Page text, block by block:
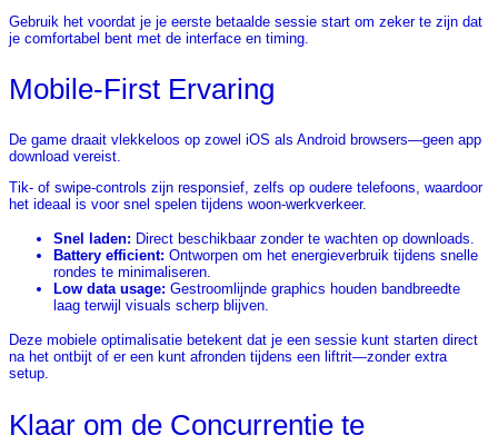
Gebruik het voordat je je eerste betaalde sessie start om zeker te zijn dat
je comfortabel bent met de interface en timing.
Mobile‑First Ervaring
De game draait vlekkeloos op zowel iOS als Android browsers—geen app
download vereist.
Tik- of swipe-controls zijn responsief, zelfs op oudere telefoons, waardoor
het ideaal is voor snel spelen tijdens woon-werkverkeer.
Snel laden: Direct beschikbaar zonder te wachten op downloads.
Battery efficient: Ontworpen om het energieverbruik tijdens snelle
rondes te minimaliseren.
Low data usage: Gestroomlijnde graphics houden bandbreedte
laag terwijl visuals scherp blijven.
Deze mobiele optimalisatie betekent dat je een sessie kunt starten direct
na het ontbijt of er een kunt afronden tijdens een liftrit—zonder extra
setup.
Klaar om de Concurrentie te